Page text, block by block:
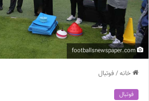
footballsnewspaper.com
خانه/ فوتبال
فوتبال